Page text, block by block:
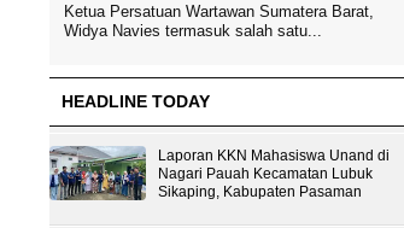
Ketua Persatuan Wartawan Sumatera Barat,
Widya Navies termasuk salah satu...
HEADLINE TODAY
Laporan KKN Mahasiswa Unand di
Nagari Pauah Kecamatan Lubuk
Sikaping, Kabupaten Pasaman